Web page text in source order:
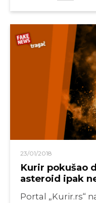
23/01/2018
Kurir pokušao
asteroid ipak
Portal „Kurir.rs“